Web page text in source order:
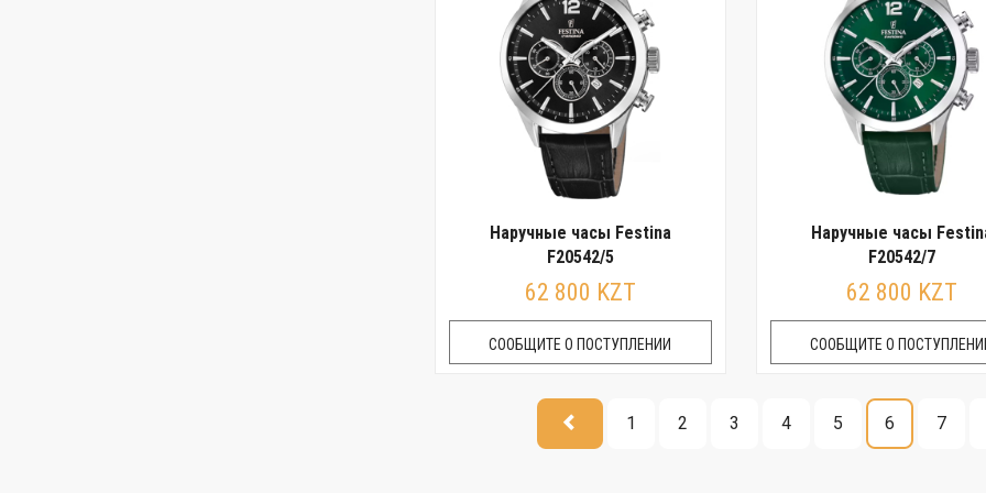
Наручные часы Festina
F20542/5
62 800 KZT
СООБЩИТЕ О ПОСТУПЛЕНИИ
Наручные часы
F20542/7
62 800 KZT
СООБЩИТЕ О
1 2 3 4 5 6 7